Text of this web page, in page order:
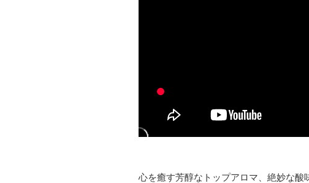
心を癒す芳醇なトップアロマ、絶妙な酸